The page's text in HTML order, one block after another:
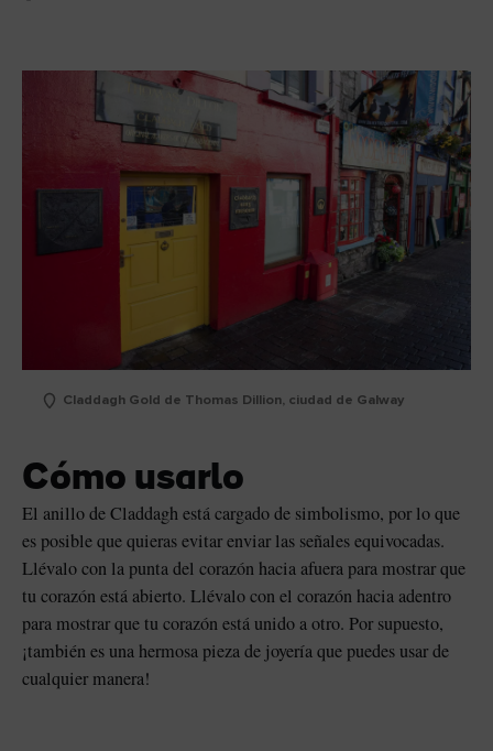
Claddagh Gold de Thomas Dillion, ciudad de Galway
Cómo usarlo
El anillo de Claddagh está cargado de simbolismo, por lo que
es posible que quieras evitar enviar las señales equivocadas.
Llévalo con la punta del corazón hacia afuera para mostrar que
tu corazón está abierto. Llévalo con el corazón hacia adentro
para mostrar que tu corazón está unido a otro. Por supuesto,
¡también es una hermosa pieza de joyería que puedes usar de
cualquier manera!